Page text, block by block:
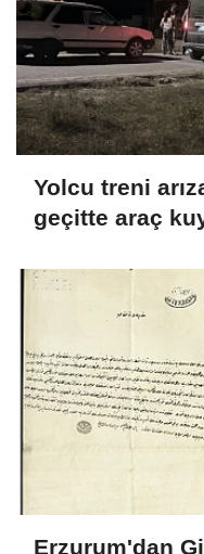
Yolcu treni
geçitte araç
Erzurum'dan